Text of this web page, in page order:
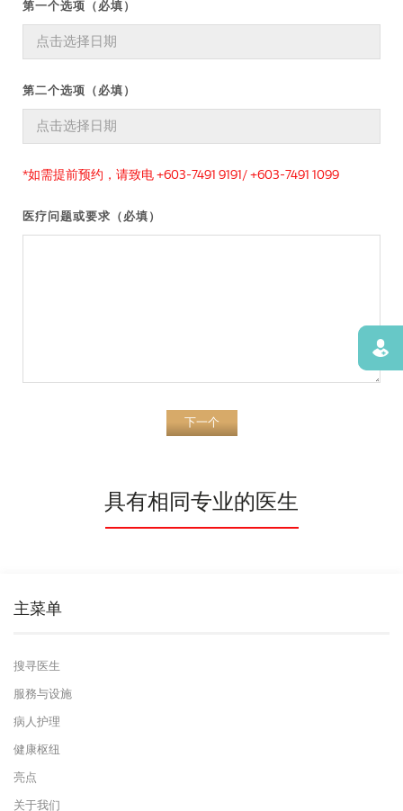
第一个选项（必填）
第二个选项（必填）
*如需提前预约，请致电 +603-7491 9191/ +603-7491 1099
医疗问题或要求（必填）
下一个
具有相同专业的医生
主菜单
搜寻医生
服務与设施
病人护理
健康枢纽
亮点
关于我们
寻找